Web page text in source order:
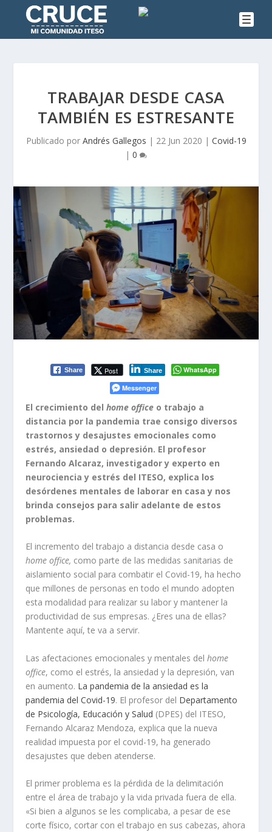
TRABAJAR DESDE CASA
TAMBIÉN ES ESTRESANTE
Publicado por Andrés Gallegos | 22 Jun 2020 | Covid-19
| 0
Share Post Share
WhatsApp
Messenger
El crecimiento delhome office o trabajo a
distancia por la pandemia trae consigo diversos
trastornos y desajustes emocionales como
estrés, ansiedad o depresión. El profesor
Fernando Alcaraz, investigador y experto en
neurociencia y estrés del ITESO, explica los
desórdenes mentales de laborar en casa y nos
brinda consejos para salir adelante de estos
problemas.
El incremento del trabajo a distancia desde casa o
home office, como parte de las medidas sanitarias de
aislamiento social para combatir el Covid-19, ha hecho
que millones de personas en todo el mundo adopten
esta modalidad para realizar su labor y mantener la
productividad de sus empresas. ¿Eres una de ellas?
Mantente aquí, te va a servir.
Las afectaciones emocionales y mentales delhome
office, como el estrés, la ansiedad y la depresión, van
en aumento. La pandemia de la ansiedad es la
pandemia del Covid-19. El profesor del Departamento
de Psicología, Educación y Salud (DPES) del ITESO,
Fernando Alcaraz Mendoza, explica que la nueva
realidad impuesta por el covid-19, ha generado
desajustes que deben atenderse.
El primer problema es la pérdida de la delimitación
entre el área de trabajo y la vida privada fuera de ella.
«Si bien a algunos se les complicaba, a pesar de ese
corte físico, cortar con el trabajo en sus cabezas, ahora